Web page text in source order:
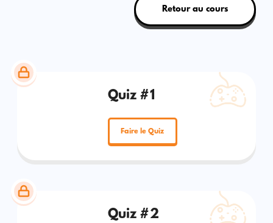
Retour au cours
Quiz #1
Faire le Quiz
Quiz #2